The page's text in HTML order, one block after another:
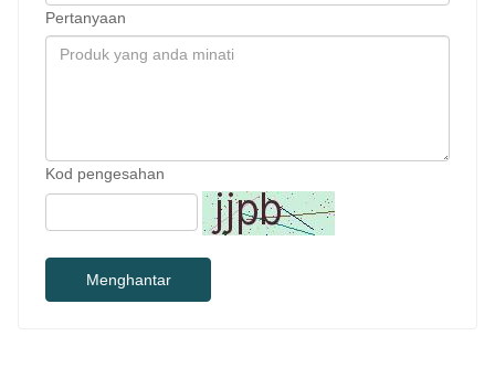
Pertanyaan
Kod pengesahan
Menghantar